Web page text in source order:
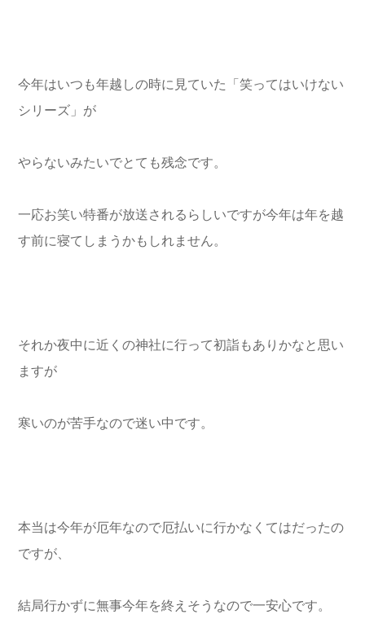
今年はいつも年越しの時に見ていた「笑ってはいけない
シリーズ」が
やらないみたいでとても残念です。
一応お笑い特番が放送されるらしいですが今年は年を越
す前に寝てしまうかもしれません。
それか夜中に近くの神社に行って初詣もありかなと思い
ますが
寒いのが苦手なので迷い中です。
本当は今年が厄年なので厄払いに行かなくてはだったの
ですが、
結局行かずに無事今年を終えそうなので一安心です。